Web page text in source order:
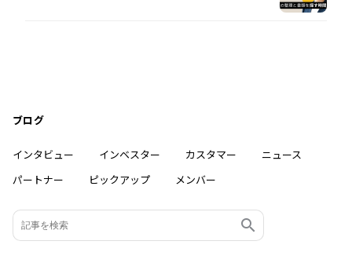
ブログ
インタビュー インベスター カスタマー
ニュース
パートナー
ピックアップ メンバー